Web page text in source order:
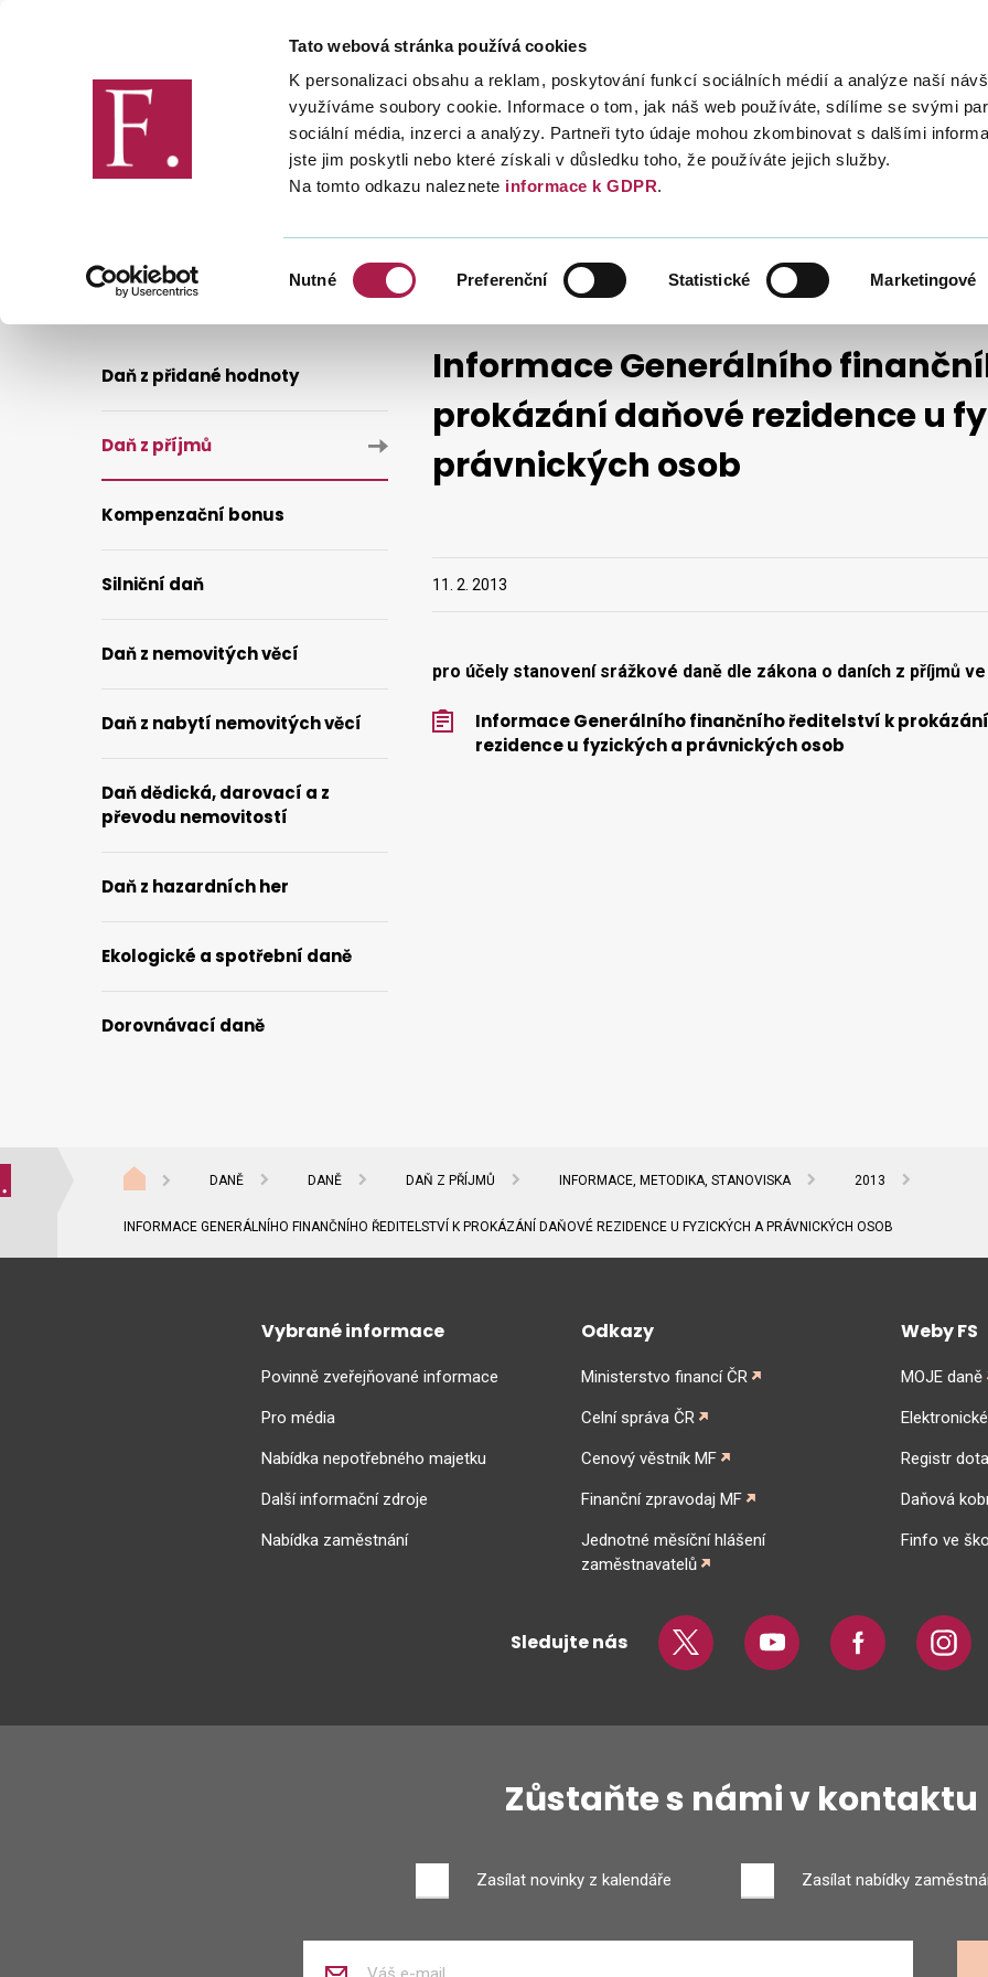
Tato webová stránka používá cookies
K personalizaci obsahu a reklam, poskytování funkcí sociálních médií a analýze naší
využíváme soubory cookie. Informace o tom, jak náš web používáte, sdílíme se svými
sociální média, inzerci a analýzy. Partneři tyto údaje mohou zkombinovat s dalšími
jste jim poskytli nebo které získali v důsledku toho, že používáte jejich služby.
Na tomto odkazu naleznete informace k GDPR.
Nutné Preferenční Statistické Marketingové
Finanční správa Daně Mezinárodní spolupráce
Informace Generálního
prokázání daňové rezidence u
právnických osob
11. 2. 2013
pro účely stanovení srážkové daně dle zákona o daních z příjmů
Informace Generálního finančního ředitelství k
rezidence u fyzických a právnických osob
Daň z přidané hodnoty
Daň z příjmů
Kompenzační bonus
Silniční daň
Daň z nemovitých věcí
Daň z nabytí nemovitých věcí
Daň dědická, darovací a z
převodu nemovitostí
Daň z hazardních her
Ekologické a spotřební daně
Dorovnávací daně
DANĚ DANĚ DAŇ Z PŘÍJMŮ INFORMACE, METODIKA, STANOVISKA 2013
INFORMACE GENERÁLNÍHO FINANČNÍHO ŘEDITELSTVÍ K PROKÁZÁNÍ DAŇOVÉ REZIDENCE U FYZICKÝCH A PRÁVNICKÝCH OSOB
Vybrané informace
Povinně zveřejňované informace
Pro média
Nabídka nepotřebného majetku
Další informační zdroje
Nabídka zaměstnání
Odkazy
Ministerstvo financí ČR
Celní správa ČR
Cenový věstník MF
Finanční zpravodaj MF
Jednotné měsíční hlášení
zaměstnavatelů
Weby FS
MOJE daně
Registr
Daňová
Finfo ve
Sledujte nás Twitter Youtube Facebook
Zůstaňte s námi v kontaktu
Zasílat novinky z kalendáře Zasílat nabídky
váš